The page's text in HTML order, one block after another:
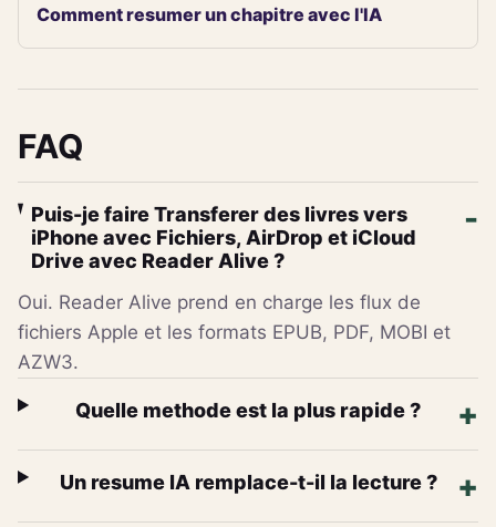
Comment resumer un chapitre avec l'IA
FAQ
Puis-je faire Transferer des livres vers
iPhone avec Fichiers, AirDrop et iCloud
Drive avec Reader Alive ?
Oui. Reader Alive prend en charge les flux de
fichiers Apple et les formats EPUB, PDF, MOBI et
AZW3.
Quelle methode est la plus rapide ?
Un resume IA remplace-t-il la lecture ?